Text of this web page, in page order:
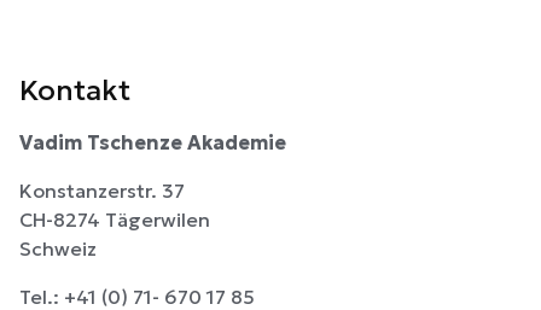
Kontakt
Vadim Tschenze Akademie
Konstanzerstr. 37
CH-8274 Tägerwilen
Schweiz
Tel.: +41 (0) 71- 670 17 85